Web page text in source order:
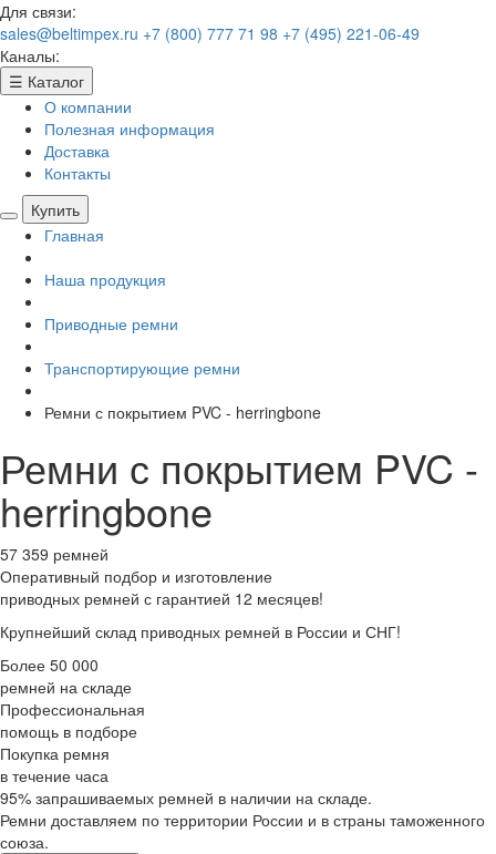
Для связи:
sales@beltimpex.ru +7 (800) 777 71 98 +7 (495) 221-06-49
Каналы:
☰ Каталог
О компании
Полезная информация
Доставка
Контакты
Купить
Главная
Наша продукция
Приводные ремни
Транспортирующие ремни
Ремни с покрытием PVC - herringbone
Ремни с покрытием PVC -
herringbone
57 359 ремней
Оперативный подбор и изготовление
приводных ремней с гарантией 12 месяцев!
Крупнейший склад приводных ремней в России и СНГ!
Более 50 000
ремней на складе
Профессиональная
помощь в подборе
Покупка ремня
в течение часа
95% запрашиваемых ремней в наличии на складе.
Ремни доставляем по территории России и в страны таможенного
союза.